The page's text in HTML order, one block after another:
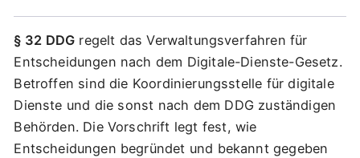
§ 32 DDG regelt das Verwaltungsverfahren für
Entscheidungen nach dem Digitale-Dienste-Gesetz.
Betroffen sind die Koordinierungsstelle für digitale
Dienste und die sonst nach dem DDG zuständigen
Behörden. Die Vorschrift legt fest, wie
Entscheidungen begründet und bekannt gegeben